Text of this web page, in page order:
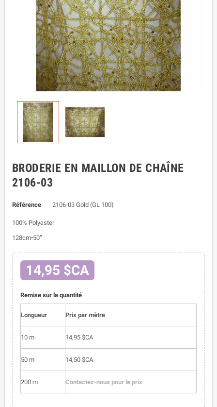
BRODERIE EN MAILLON DE CHAÎNE
2106-03
Référence 2106-03 Gold (GL 100)
100% Polyester
128cm•50”
14,95 $CA
Remise sur la quantité
Longueur Prix par mètre
10 m 14,95 $CA
50 m 14,50 $CA
200 m Contactez-nous pour le prix